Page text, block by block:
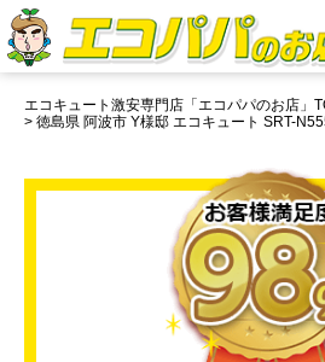
エコキュート激安専門店「エコパパのお店」
徳島県 阿波市 Y様邸 エコキュート SRT-